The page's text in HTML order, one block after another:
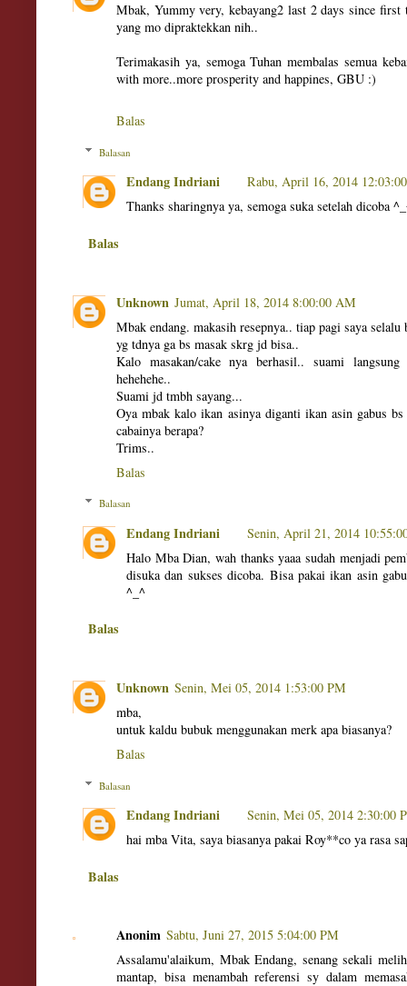
Mbak, Yummy very, kebayang2 last 2 days since
yang mo dipraktekkan nih..
Terimakasih ya, semoga Tuhan membalas semua
with more..more prosperity and happines, GBU :)
Balas
Balasan
Endang Indriani
Rabu, April 16, 2014
Thanks sharingnya ya, semoga suka setelah dicoba
Balas
Unknown Jumat, April 18, 2014 8:00:00 AM
Mbak endang. makasih resepnya.. tiap pagi saya
yg tdnya ga bs masak skrg jd bisa..
Kalo masakan/cake nya berhasil.. suami
hehehehe..
Suami jd tmbh sayang...
Oya mbak kalo ikan asinya diganti ikan asin gabus
cabainya berapa?
Trims..
Balas
Balasan
Endang Indriani
Senin, April 21, 2014
Halo Mba Dian, wah thanks yaaa sudah menjadi
disuka dan sukses dicoba. Bisa pakai ikan asin
^_^
Balas
Unknown Senin, Mei 05, 2014 1:53:00 PM
mba,
untuk kaldu bubuk menggunakan merk apa biasanya?
Balas
Balasan
Endang Indriani
Senin, Mei 05, 2014 2:30:00
hai mba Vita, saya biasanya pakai Roy**co ya rasa
Balas
Anonim Sabtu, Juni 27, 2015 5:04:00 PM
Assalamu'alaikum, Mbak Endang, senang sekali
mantap, bisa menambah referensi sy dalam